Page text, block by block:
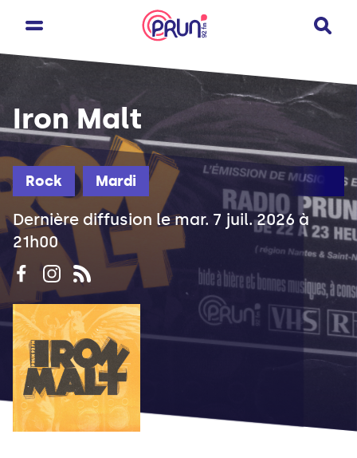
Rock Mardi
Iron Malt
Dernière diffusion le mar. 7 juil. 2026 à
21h00